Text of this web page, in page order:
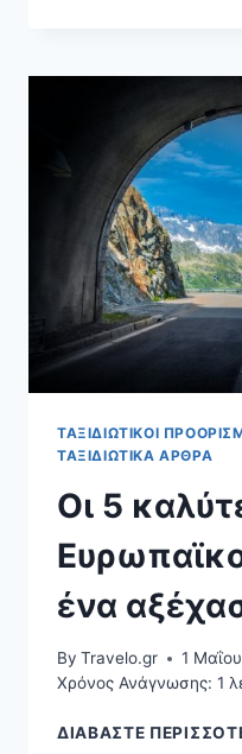
ΤΑΞΙΔΙΩΤΙΚΟΊ
ΤΑΞΙΔΙΩΤΙΚΆ ΆΡΘΡΑ
Οι 5
ένα
By Travelo.gr
1
Χρόνος Ανάγνωσης: 1
ΔΙΑΒΑΣΤΕ